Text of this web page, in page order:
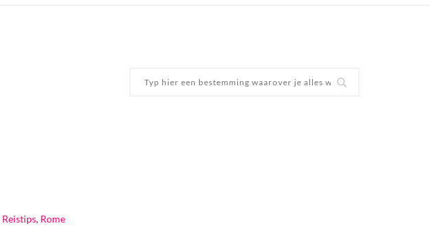
Reistips, Rome